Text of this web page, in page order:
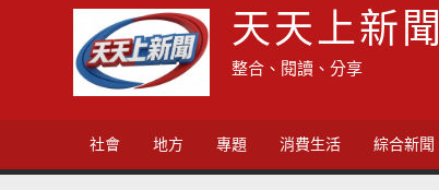
天天上新聞
整合、閱讀、分享
社會 地方 專題 消費生活 綜合新聞